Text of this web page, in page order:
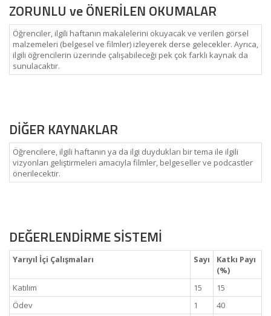
ZORUNLU ve ÖNERİLEN OKUMALAR
Öğrenciler, ilgili haftanın makalelerini okuyacak ve verilen görsel
malzemeleri (belgesel ve filmler) izleyerek derse gelecekler. Ayrıca,
ilgili öğrencilerin üzerinde çalışabileceği pek çok farklı kaynak da
sunulacaktır.
DİĞER KAYNAKLAR
Öğrencilere, ilgili haftanın ya da ilgi duydukları bir tema ile ilgili
vizyonları geliştirmeleri amacıyla filmler, belgeseller ve podcastler
önerilecektir.
DEĞERLENDİRME SİSTEMİ
Yarıyıl İçi Çalışmaları Sayı
Katkı Payı
(%)
Katılım
15
15
Ödev
1
40